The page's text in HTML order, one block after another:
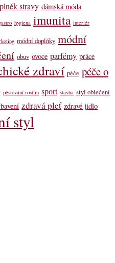
stravy dámská móda
hygiena imunita interiér
módní doplňky módní
obuv ovoce parfémy práce
zdraví péče péče o
pěstování rostlin sport stavba styl oblečení
zdravá pleť zdravé jídlo
styl